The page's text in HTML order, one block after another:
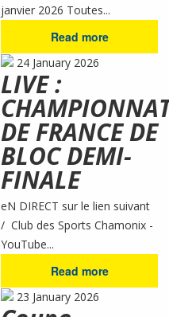
janvier 2026 Toutes...
Read more
24 January 2026
LIVE :
DE FRANCE DE
BLOC DEMI-
FINALE
eN DIRECT sur le lien suivant
/ Club des Sports Chamonix -
YouTube...
Read more
23 January 2026